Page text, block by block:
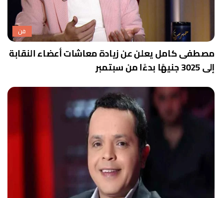
فن
مصطفى كامل يعلن عن زيادة معاشات أعضاء النقابة
إلى 3025 جنيهًا بدءًا من سبتمبر